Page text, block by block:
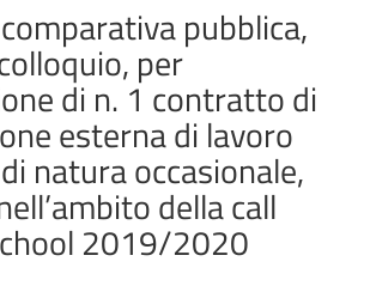
pubblica,
per
di n. 1 contratto di
esterna di lavoro
natura occasionale,
della call
2019/2020